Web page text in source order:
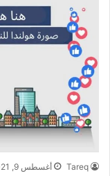
Tareq أغسطس 9, 2021